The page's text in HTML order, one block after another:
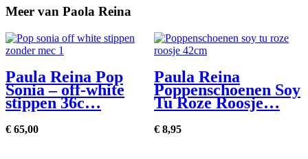
Meer van Paola Reina
Paula Reina Pop
Sonia – off-white
stippen 36c…
€ 65,00
Paula Reina
Poppenschoenen Soy
Tu Roze Roosje…
€ 8,95